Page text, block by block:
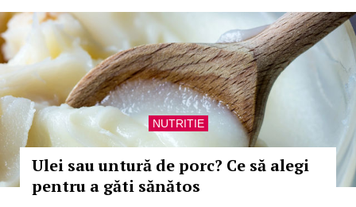
NUTRITIE
Ulei sau untură de porc? Ce să alegi
pentru a găti sănătos